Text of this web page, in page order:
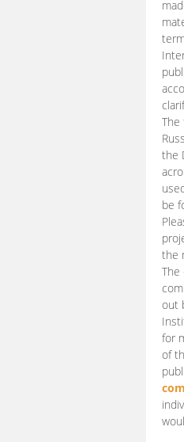
The
the
be
the
The
out
for
of